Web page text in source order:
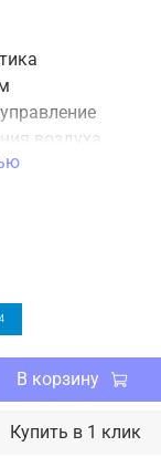
воздуха
/ выключения
В корзину
Купить в 1 клик